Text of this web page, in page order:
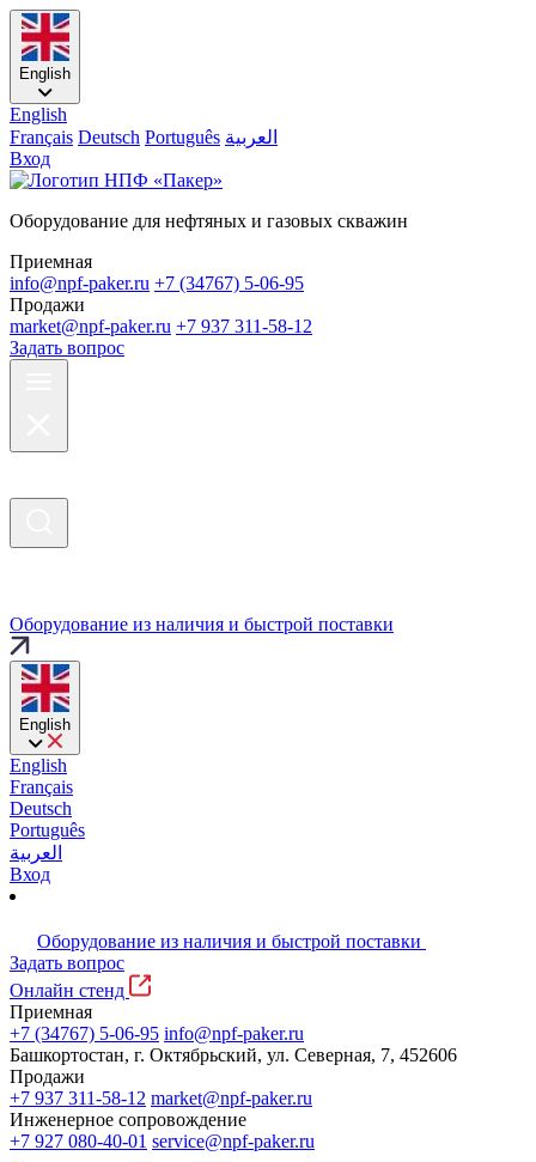
English
English
Français Deutsch Português العربية
Вход
Оборудование для нефтяных и газовых скважин
Приемная
info@npf-paker.ru +7 (34767) 5-06-95
Продажи
market@npf-paker.ru +7 937 311-58-12
Задать вопрос
Оборудование из наличия и быстрой поставки
English
English
Français
Deutsch
Português
العربية
Вход
Оборудование из наличия и быстрой поставки
Задать вопрос
Онлайн стенд
Приемная
+7 (34767) 5-06-95 info@npf-paker.ru
Башкортостан, г. Октябрьский, ул. Северная, 7, 452606
Продажи
+7 937 311-58-12 market@npf-paker.ru
Инженерное сопровождение
+7 927 080-40-01 service@npf-paker.ru